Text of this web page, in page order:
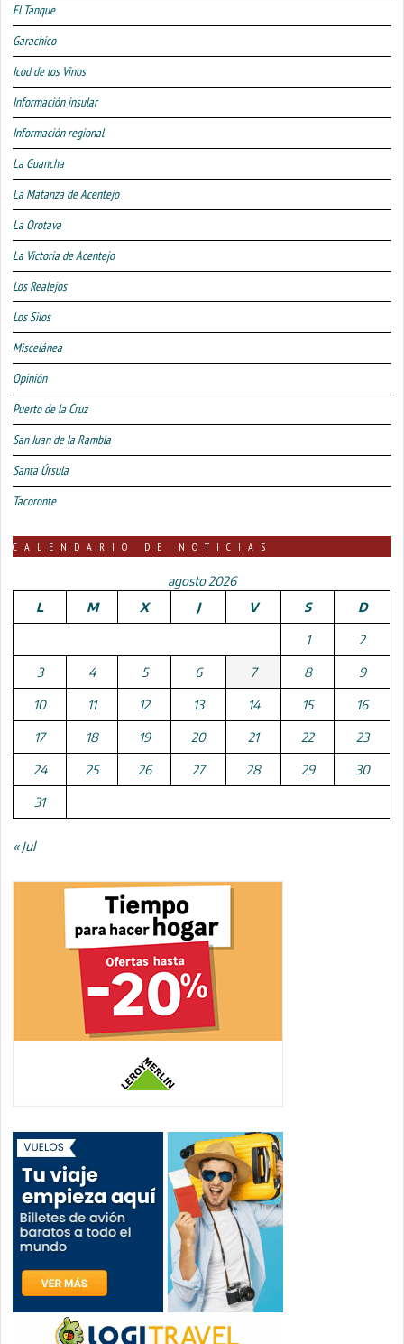
El Tanque
Garachico
Icod de los Vinos
Información insular
Información regional
La Guancha
La Matanza de Acentejo
La Orotava
La Victoria de Acentejo
Los Realejos
Los Silos
Miscelánea
Opinión
Puerto de la Cruz
San Juan de la Rambla
Santa Úrsula
Tacoronte
CALENDARIO DE NOTICIAS
agosto 2026
L
M X J V S D
1 2
3 4 5 6 7 8 9
10 11 12 13 14 15 16
17 18 19 20 21 22 23
24 25 26 27 28 29 30
31
« Jul